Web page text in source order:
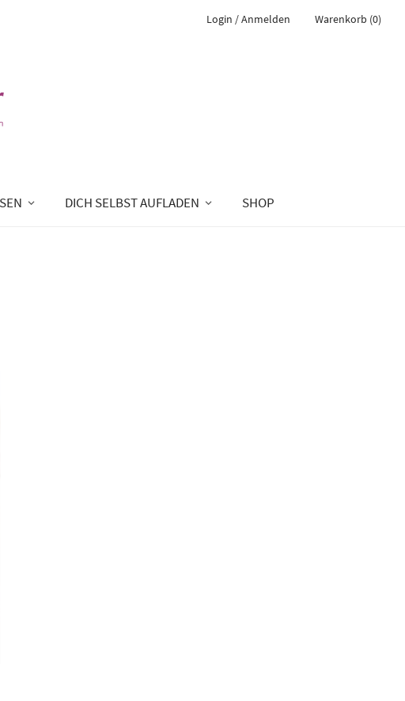
Login / Anmelden Warenkorb (0)
DICH SELBST AUFLADEN SHOP